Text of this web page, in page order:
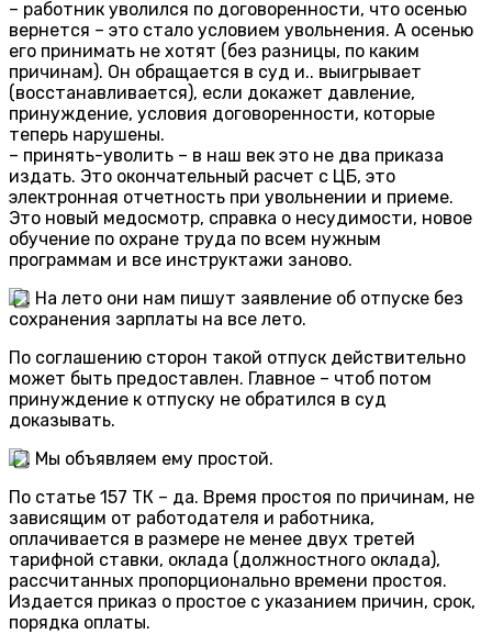
– работник уволился по договоренности, что осенью
вернется – это стало условием увольнения. А осенью
его принимать не хотят (без разницы, по каким
причинам). Он обращается в суд и.. выигрывает
(восстанавливается), если докажет давление,
принуждение, условия договоренности, которые
теперь нарушены.
– принять-уволить – в наш век это не два приказа
издать. Это окончательный расчет с ЦБ, это
электронная отчетность при увольнении и приеме.
Это новый медосмотр, справка о несудимости, новое
обучение по охране труда по всем нужным
программам и все инструктажи заново.
. На лето они нам пишут заявление об отпуске без
сохранения зарплаты на все лето.
По соглашению сторон такой отпуск действительно
может быть предоставлен. Главное – чтоб потом
принуждение к отпуску не обратился в суд
доказывать.
. Мы объявляем ему простой.
По статье 157 ТК – да. Время простоя по причинам, не
зависящим от работодателя и работника,
оплачивается в размере не менее двух третей
тарифной ставки, оклада (должностного оклада),
рассчитанных пропорционально времени простоя.
Издается приказ о простое с указанием причин, срок,
порядка оплаты.